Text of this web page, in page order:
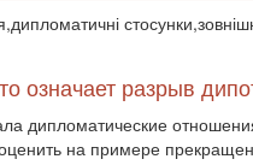
означает разрыв
дипломатические
на примере